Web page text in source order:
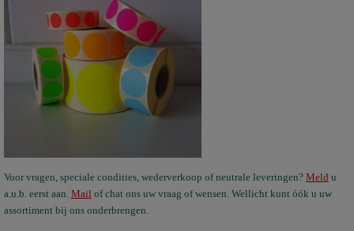
Voor vragen, speciale condities, wederverkoop of neutrale leveringen? Meld u
a.u.b. eerst aan. Mail of chat ons uw vraag of wensen. Wellicht kunt óók u uw
assortiment bij ons onderbrengen.